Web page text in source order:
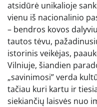
atsidūrė unikalioje
vienu iš nacionalinio
– bendros kovos
tautos tėvu,
istorinis veikėjas,
Vilniuje, šiandien
„savinimosi” verda
tačiau kuri kartu ir
siekiančių laisvės nuo